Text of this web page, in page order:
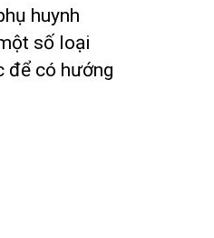
huynh
số loại
để có hướng